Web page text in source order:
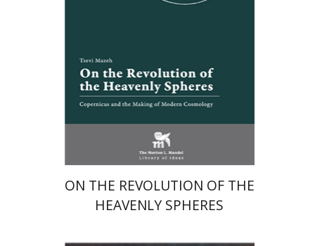
מחיר השקה
ON THE REVOLUTION OF THE
HEAVENLY SPHERES